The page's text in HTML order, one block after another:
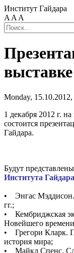
Институт Гайдара
A A A
Monday,
1 декабря 2012 г.
состоится
Гайдара.
Будут
Института Гайдара
• Энгас
гг.;
• Кембриджская
Новейшего
• Грегори Кларк.
история мира;
• Майкл Спенс.